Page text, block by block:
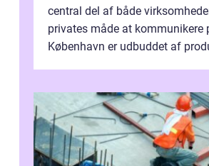
central del af både
privates måde at kommunikere
København er udbuddet af